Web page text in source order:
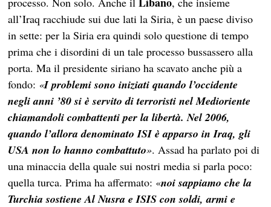
all’Iraq racchiude sui due lati la Siria, è un paese diviso
in sette: per la Siria era quindi solo questione di tempo
prima che i disordini di un tale processo bussassero alla
porta. Ma il presidente siriano ha scavato anche più a
fondo: «I problemi sono iniziati quando l’occidente
negli anni ’80 si è servito di terroristi nel Medioriente
chiamandoli combattenti per la libertà. Nel 2006,
quando l’allora denominato ISI è apparso in Iraq, gli
USA non lo hanno combattuto». Assad ha parlato poi di
una minaccia della quale sui nostri media si parla poco:
quella turca. Prima ha affermato: «noi sappiamo che la
Turchia sostiene Al Nusra e ISIS con soldi, armi e